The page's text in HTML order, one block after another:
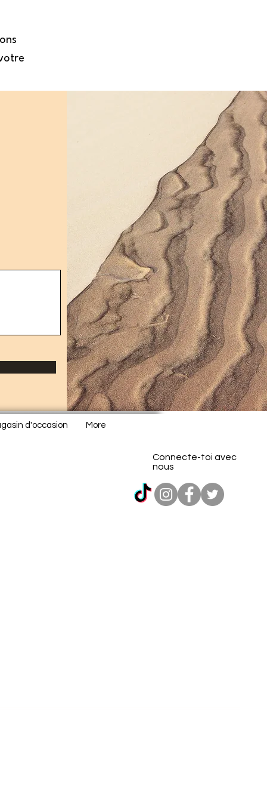
Connecte-toi avec
nous
d'occasion More